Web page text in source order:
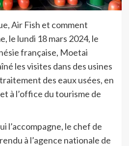
Air Fish et comment
le lundi 18 mars 2024, le
française, Moetai
les visites dans des usines
des eaux usées, en
à l’office du tourisme de
l’accompagne, le chef de
à l’agence nationale de